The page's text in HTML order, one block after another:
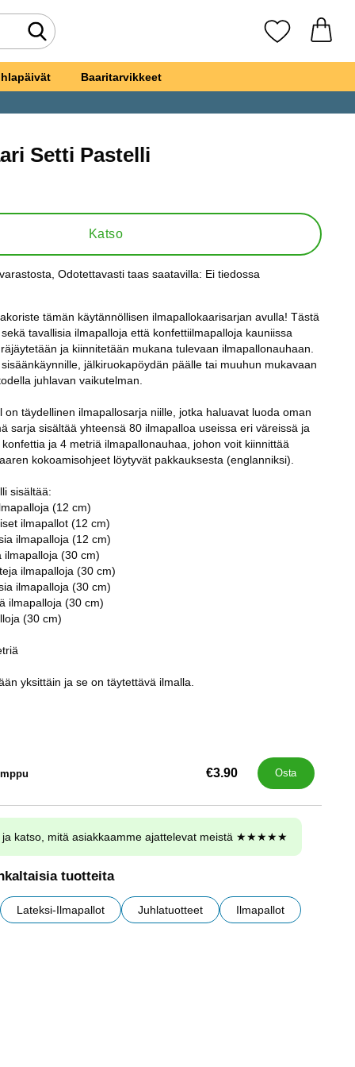
Tee haku Suosikkini
Baaritarvikkeet
Setti Pastelli
Katso
, Odotettavasti taas saatavilla: Ei tiedossa
tämän käytännöllisen ilmapallokaarisarjan avulla! Tästä
tavallisia ilmapalloja että konfettiilmapalloja kauniissa
ja kiinnitetään mukana tulevaan ilmapallonauhaan.
jälkiruokapöydän päälle tai muuhun mukavaan
juhlavan vaikutelman.
on täydellinen ilmapallosarja niille, jotka haluavat luoda oman
sarja sisältää yhteensä 80 ilmapalloa useissa eri väreissä ja
ja 4 metriä ilmapallonauhaa, johon voit kiinnittää
kokoamisohjeet löytyvät pakkauksesta (englanniksi).
sisältää:
(12 cm)
ilmapallot (12 cm)
ilmapalloja (12 cm)
ilmapalloja (30 cm)
ilmapalloja (30 cm)
ilmapalloja (30 cm)
ilmapalloja (30 cm)
(30 cm)
yksittäin ja se on täytettävä ilmalla.
€3.90 Osta
ja katso, mitä asiakkaamme ajattelevat meistä ★★★★★
tuotteita
Lateksi-Ilmapallot Juhlatuotteet Ilmapallot